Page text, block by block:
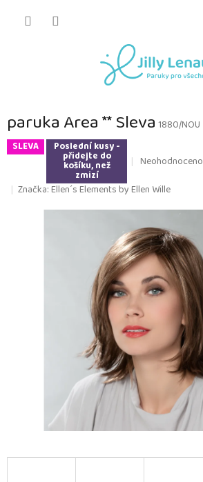
paruka Area ** Sleva 1880/NOU
SLEVA Poslední kusy -
přidejte do
košíku, než
zmizí
Průměrné
produktu
0,0
z
5
hvězdiček.
Neohodnoceno
Značka:Ellen´s Elements by Ellen Wille